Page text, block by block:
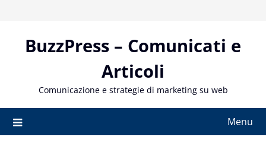
contentBuzzPress – Comunicati e
Articoli
Comunicazione e strategie di marketing su web
Menu